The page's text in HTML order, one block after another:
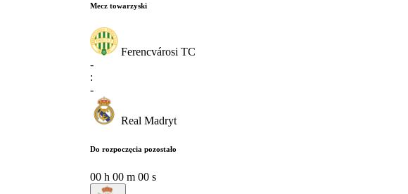
Mecz towarzyski
Ferencvárosi TC
-
:
-
Real Madryt
Do rozpoczęcia pozostało
00 h 00 m 00 s